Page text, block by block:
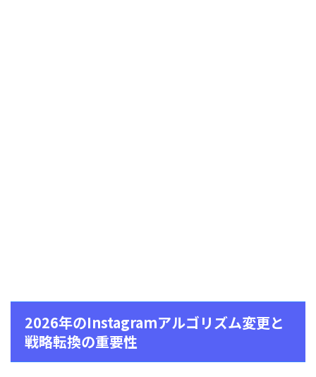
2026年のInstagramアルゴリズム変更と
戦略転換の重要性